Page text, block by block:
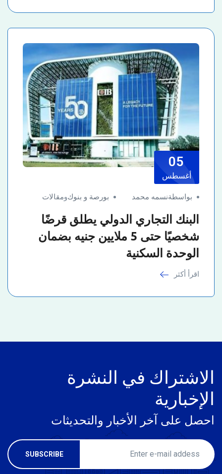
05
أغسطس
بواسطةنسمه محمد بورصة و بنوكومقالات
البنك التجاري الدولي يطلق قرضًا
شخصيًا حتى 5 ملايين جنيه بضمان
الوحدة السكنية
اقرأ أكثر
الاشتراك في النشرة
الإخبارية
احصل على آخر الأخبار والتحديثات